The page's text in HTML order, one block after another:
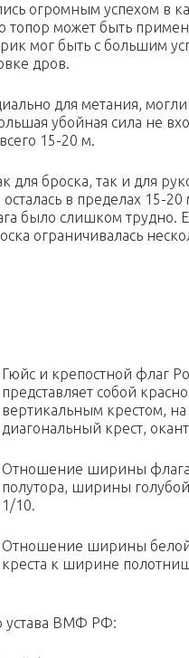
огромным успехом в
топор может быть
мог быть с большим
дров.
для метания, могли
убойная сила не
15-20 м.
для броска, так и для
в пределах 15-
было слишком трудно.
ограничивалась
Гюйс и крепостной флаг
представляет собой
вертикальным крестом,
диагональный крест,
Отношение ширины
полутора, ширины
1/10.
Отношение ширины белой
креста к ширине
устава ВМФ РФ: